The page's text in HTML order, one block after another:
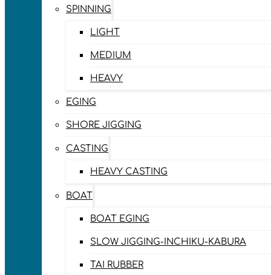
SPINNING
LIGHT
MEDIUM
HEAVY
EGING
SHORE JIGGING
CASTING
HEAVY CASTING
BOAT
BOAT EGING
SLOW JIGGING-INCHIKU-KABURA
TAI RUBBER